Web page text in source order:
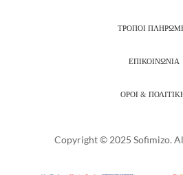
ΤΡΟΠΟΙ
ΕΠΙΚΟΙΝΩΝΙΑ
ΟΡΟΙ &
Copyright © 2025 Sofimizo.